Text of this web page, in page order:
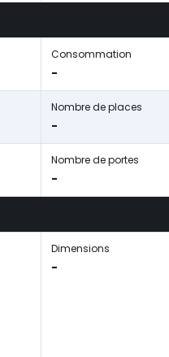
Consommation
-
Nombre de places
-
Nombre de portes
-
Dimensions
-